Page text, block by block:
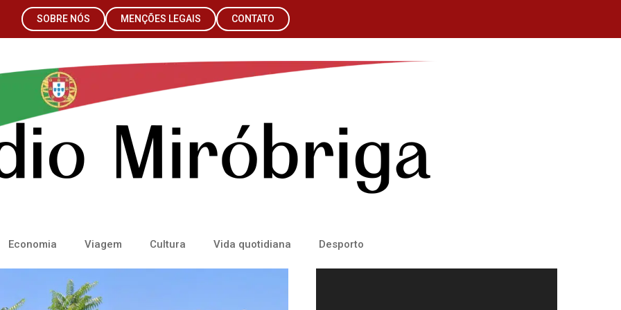
SOBRE NÓS MENÇÕES LEGAIS CONTATO
Economia Viagem Cultura Vida quotidiana Desporto